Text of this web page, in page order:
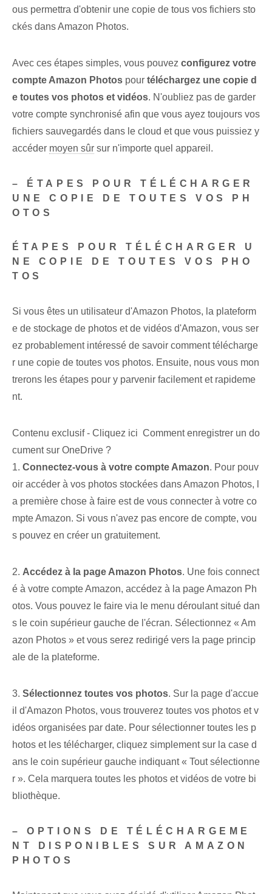
ous permettra d'obtenir une copie de tous vos fichiers sto
ckés dans Amazon Photos.
Avec ces étapes simples, vous pouvez configurez votre
compte Amazon Photos pour téléchargez une copie d
e toutes vos photos et vidéos. N'oubliez pas de garder
votre compte synchronisé afin que vous ayez toujours vos
fichiers sauvegardés dans le cloud et que vous puissiez y
accéder moyen sûr sur n'importe quel appareil.
– ÉTAPES POUR TÉLÉCHARGER
UNE COPIE DE TOUTES VOS PH
OTOS
ÉTAPES POUR TÉLÉCHARGER U
NE COPIE DE TOUTES VOS PHO
TOS
Si vous êtes un utilisateur d'Amazon Photos, la plateform
e de stockage de photos et de vidéos d'Amazon, vous ser
ez probablement intéressé de savoir comment télécharge
r une copie de toutes vos photos. Ensuite, nous vous mon
trerons les étapes pour y parvenir facilement et rapideme
nt.
Contenu exclusif - Cliquez ici Comment enregistrer un do
cument sur OneDrive ?
1. Connectez-vous à votre compte Amazon. Pour pouv
oir accéder à vos photos stockées dans Amazon Photos, l
a première chose à faire est de vous connecter à votre co
mpte Amazon. Si vous n'avez pas encore de compte, vou
s pouvez en créer un gratuitement.
2. Accédez à la page Amazon Photos. Une fois connect
é à votre compte Amazon, accédez à la page Amazon Ph
otos. Vous pouvez le faire via le menu déroulant situé dan
s le coin supérieur gauche de l'écran. Sélectionnez « Am
azon Photos » et vous serez redirigé vers la page princip
ale de la plateforme.
3. Sélectionnez toutes vos photos. Sur la page d'accue
il d'Amazon Photos, vous trouverez toutes vos photos et v
idéos organisées par date. Pour sélectionner toutes les p
hotos et les télécharger, cliquez simplement sur la case d
ans le coin supérieur gauche indiquant « Tout sélectionne
r ». Cela marquera toutes les photos et vidéos de votre bi
bliothèque.
– OPTIONS DE TÉLÉCHARGEME
NT DISPONIBLES SUR AMAZON
PHOTOS